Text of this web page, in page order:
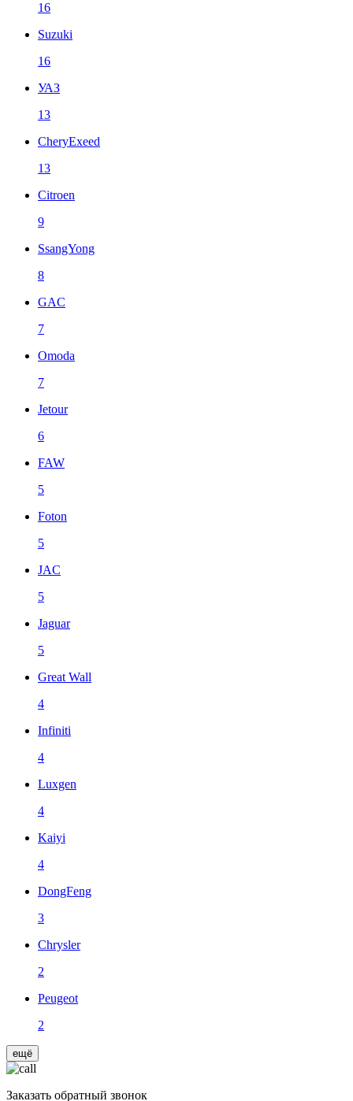
16
Suzuki
16
УАЗ
13
CheryExeed
13
Citroen
9
SsangYong
8
GAC
7
Omoda
7
Jetour
6
FAW
5
Foton
5
JAC
5
Jaguar
5
Great Wall
4
Infiniti
4
Luxgen
4
Kaiyi
4
DongFeng
3
Chrysler
2
Peugeot
2
ещё
Заказать обратный звонок